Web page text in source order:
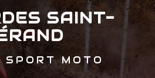
SAINT-
MOTO